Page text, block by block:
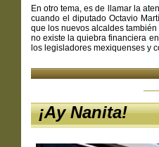
En otro tema, es de llamar la
cuando el diputado Octavio
que los nuevos alcaldes
no existe la quiebra financiera
los legisladores mexiquenses y
¡Ay Nanita!